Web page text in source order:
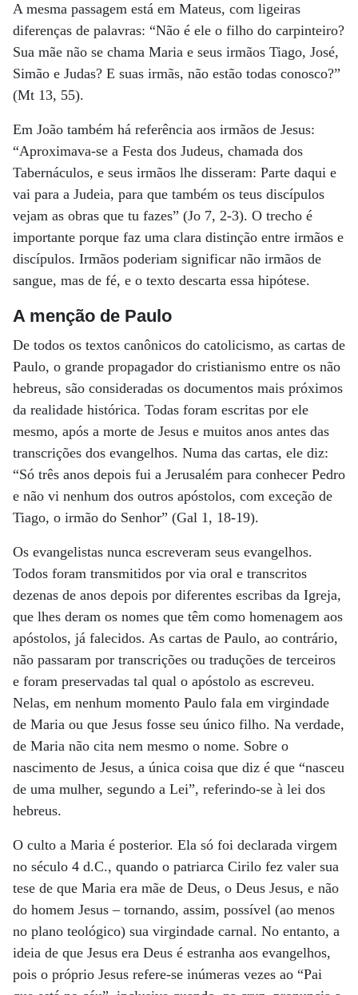
A mesma passagem está em Mateus, com ligeiras
diferenças de palavras: “Não é ele o filho do carpinteiro?
Sua mãe não se chama Maria e seus irmãos Tiago, José,
Simão e Judas? E suas irmãs, não estão todas conosco?”
(Mt 13, 55).
Em João também há referência aos irmãos de Jesus:
“Aproximava-se a Festa dos Judeus, chamada dos
Tabernáculos, e seus irmãos lhe disseram: Parte daqui e
vai para a Judeia, para que também os teus discípulos
vejam as obras que tu fazes” (Jo 7, 2-3). O trecho é
importante porque faz uma clara distinção entre irmãos e
discípulos. Irmãos poderiam significar não irmãos de
sangue, mas de fé, e o texto descarta essa hipótese.
A menção de Paulo
De todos os textos canônicos do catolicismo, as cartas de
Paulo, o grande propagador do cristianismo entre os não
hebreus, são consideradas os documentos mais próximos
da realidade histórica. Todas foram escritas por ele
mesmo, após a morte de Jesus e muitos anos antes das
transcrições dos evangelhos. Numa das cartas, ele diz:
“Só três anos depois fui a Jerusalém para conhecer Pedro
e não vi nenhum dos outros apóstolos, com exceção de
Tiago, o irmão do Senhor” (Gal 1, 18-19).
Os evangelistas nunca escreveram seus evangelhos.
Todos foram transmitidos por via oral e transcritos
dezenas de anos depois por diferentes escribas da Igreja,
que lhes deram os nomes que têm como homenagem aos
apóstolos, já falecidos. As cartas de Paulo, ao contrário,
não passaram por transcrições ou traduções de terceiros
e foram preservadas tal qual o apóstolo as escreveu.
Nelas, em nenhum momento Paulo fala em virgindade
de Maria ou que Jesus fosse seu único filho. Na verdade,
de Maria não cita nem mesmo o nome. Sobre o
nascimento de Jesus, a única coisa que diz é que “nasceu
de uma mulher, segundo a Lei”, referindo-se à lei dos
hebreus.
O culto a Maria é posterior. Ela só foi declarada virgem
no século 4 d.C., quando o patriarca Cirilo fez valer sua
tese de que Maria era mãe de Deus, o Deus Jesus, e não
do homem Jesus – tornando, assim, possível (ao menos
no plano teológico) sua virgindade carnal. No entanto, a
ideia de que Jesus era Deus é estranha aos evangelhos,
pois o próprio Jesus refere-se inúmeras vezes ao “Pai